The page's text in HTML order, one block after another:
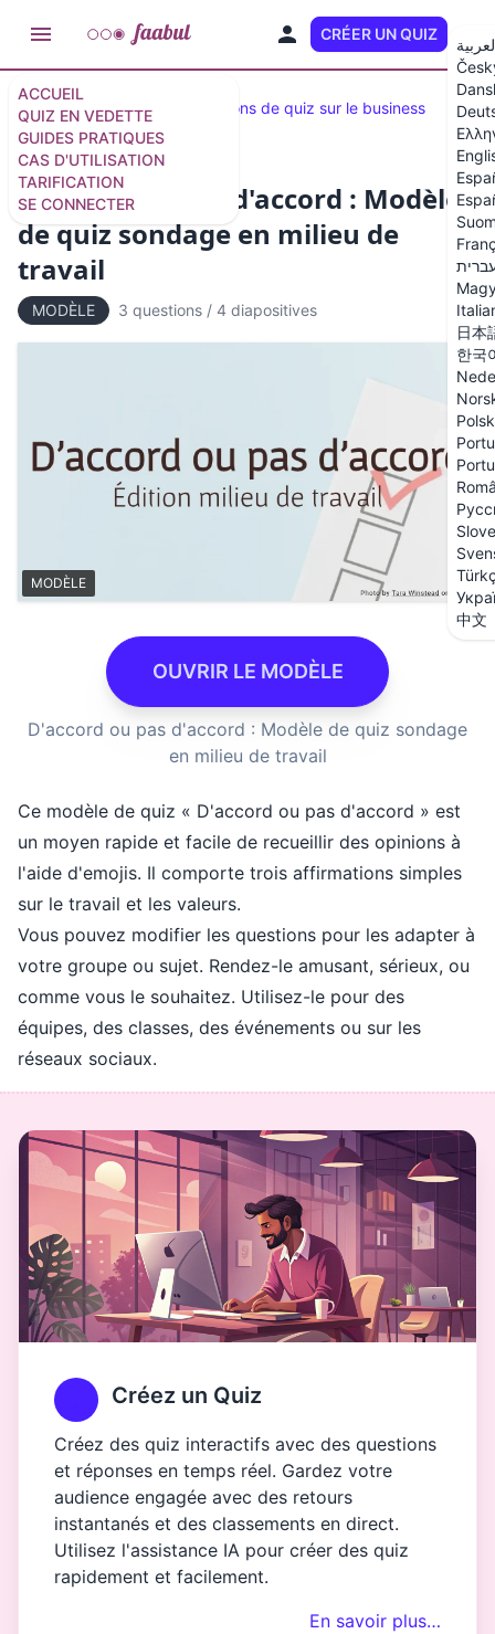
ACCUEIL
QUIZ EN VEDETTE
GUIDES PRATIQUES
CAS D'UTILISATION
TARIFICATION
SE CONNECTER
CRÉER UN QUIZ
日本
한국
中文
Quiz en vedette 40 questions de quiz sur le business
D'accord ou pas d'accord : Modèle
de quiz sondage en milieu de
travail
MODÈLE 3 questions / 4 diapositives
MODÈLE
OUVRIR LE MODÈLE
D'accord ou pas d'accord : Modèle de quiz sondage
en milieu de travail
Ce modèle de quiz « D'accord ou pas d'accord » est
un moyen rapide et facile de recueillir des opinions à
l'aide d'emojis. Il comporte trois affirmations simples
sur le travail et les valeurs.
Vous pouvez modifier les questions pour les adapter à
votre groupe ou sujet. Rendez-le amusant, sérieux, ou
comme vous le souhaitez. Utilisez-le pour des
équipes, des classes, des événements ou sur les
réseaux sociaux.
Créez un Quiz
Créez des quiz interactifs avec des questions
et réponses en temps réel. Gardez votre
audience engagée avec des retours
instantanés et des classements en direct.
Utilisez l'assistance IA pour créer des quiz
rapidement et facilement.
En savoir plus…